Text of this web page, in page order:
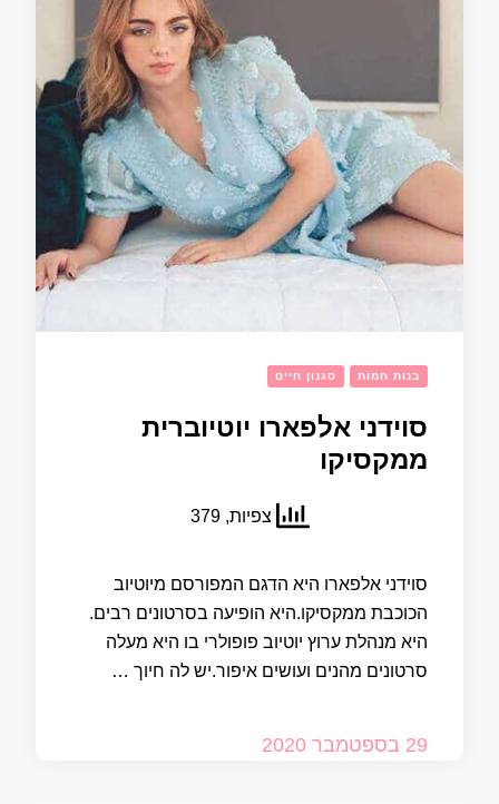
בנות חמות סגנון חיים
סוידני אלפארו יוטיוברית
ממקסיקו
צפיות, 379
סוידני אלפארו היא הדגם המפורסם מיוטיוב
הכוכבת ממקסיקו.היא הופיעה בסרטונים רבים.
היא מנהלת ערוץ יוטיוב פופולרי בו היא מעלה
סרטונים מהנים ועושים איפור.יש לה חיוך …
29 בספטמבר 2020